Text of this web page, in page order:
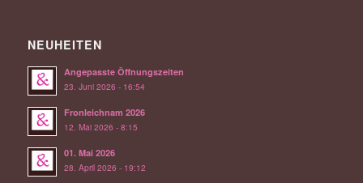
NEUHEITEN
Angepasste Öffnungszeiten
23. Juni 2026 - 16:54
Fronleichnam 2026
12. Mai 2026 - 8:15
01. Mai 2026
28. April 2026 - 19:12